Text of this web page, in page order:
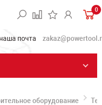
0
оборудование